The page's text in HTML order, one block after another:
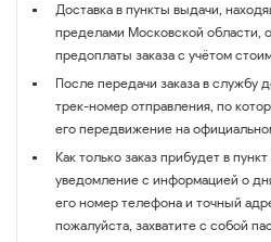
Доставка в пункты выдачи,
пределами Московской области,
предоплаты заказа с учётом
После передачи заказа в службу
трек-номер отправления, по
его передвижение на
Как только заказ прибудет в
уведомление с информацией о
его номер телефона и точный
пожалуйста, захватите с собой